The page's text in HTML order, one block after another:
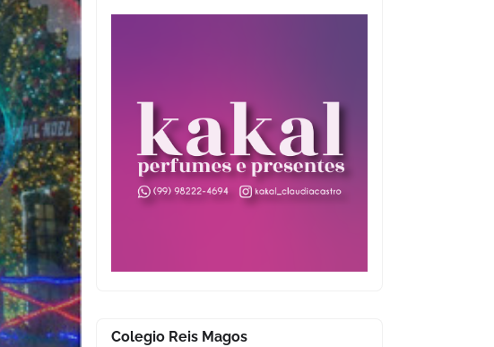
Colegio Reis Magos